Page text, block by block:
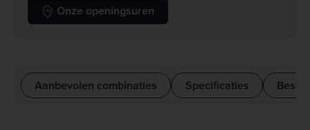
Onze openingsuren
Aanbevolen combinaties Specificaties